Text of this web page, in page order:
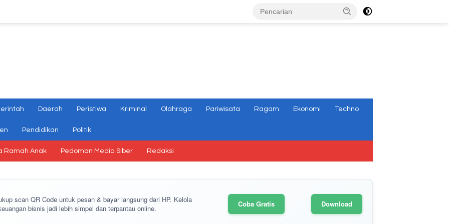
Daerah Peristiwa Kriminal Olahraga Pariwisata Ragam Ekonomi Techno
Pendidikan Politik
Ramah Anak Pedoman Media Siber Redaksi
scan QR Code untuk pesan & bayar langsung dari HP. Kelola
bisnis jadi lebih simpel dan terpantau online.
Coba Gratis Download